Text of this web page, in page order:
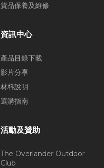
貨品保養及維修
資訊中心
產品目錄下載
影片分享
材料說明
選購指南
活動及贊助
The Overlander Outdoor
Club